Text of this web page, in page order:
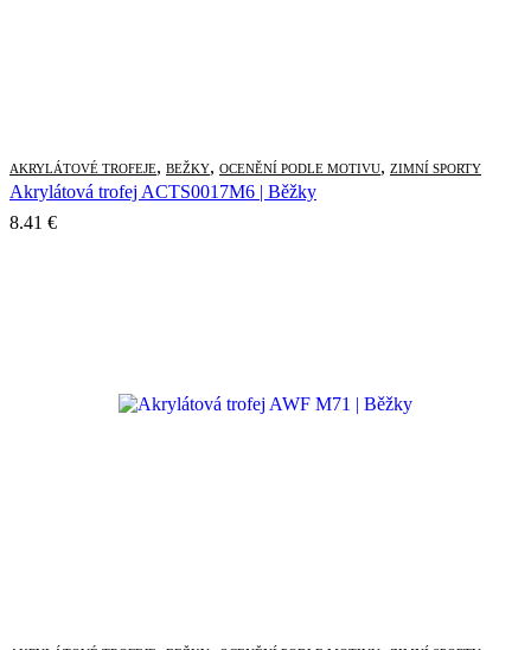
AKRYLÁTOVÉ TROFEJE, BEŽKY, OCENĚNÍ PODLE MOTIVU, ZIMNÍ SPORTY
Akrylátová trofej ACTS0017M6 | Běžky
8.41 €